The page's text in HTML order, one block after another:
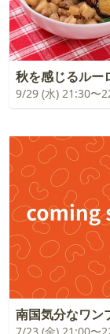
秋を感じるルー
9/29 (水) 21:30〜
南国気分なワン